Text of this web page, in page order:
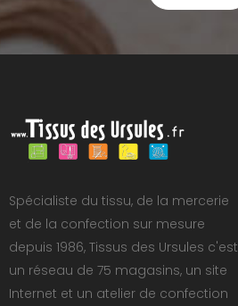
Spécialiste du tissu, de la mercerie
et de la confection sur mesure
depuis 1986, Tissus des Ursules c'est
un réseau de 75 magasins, un site
Internet et un atelier de confection